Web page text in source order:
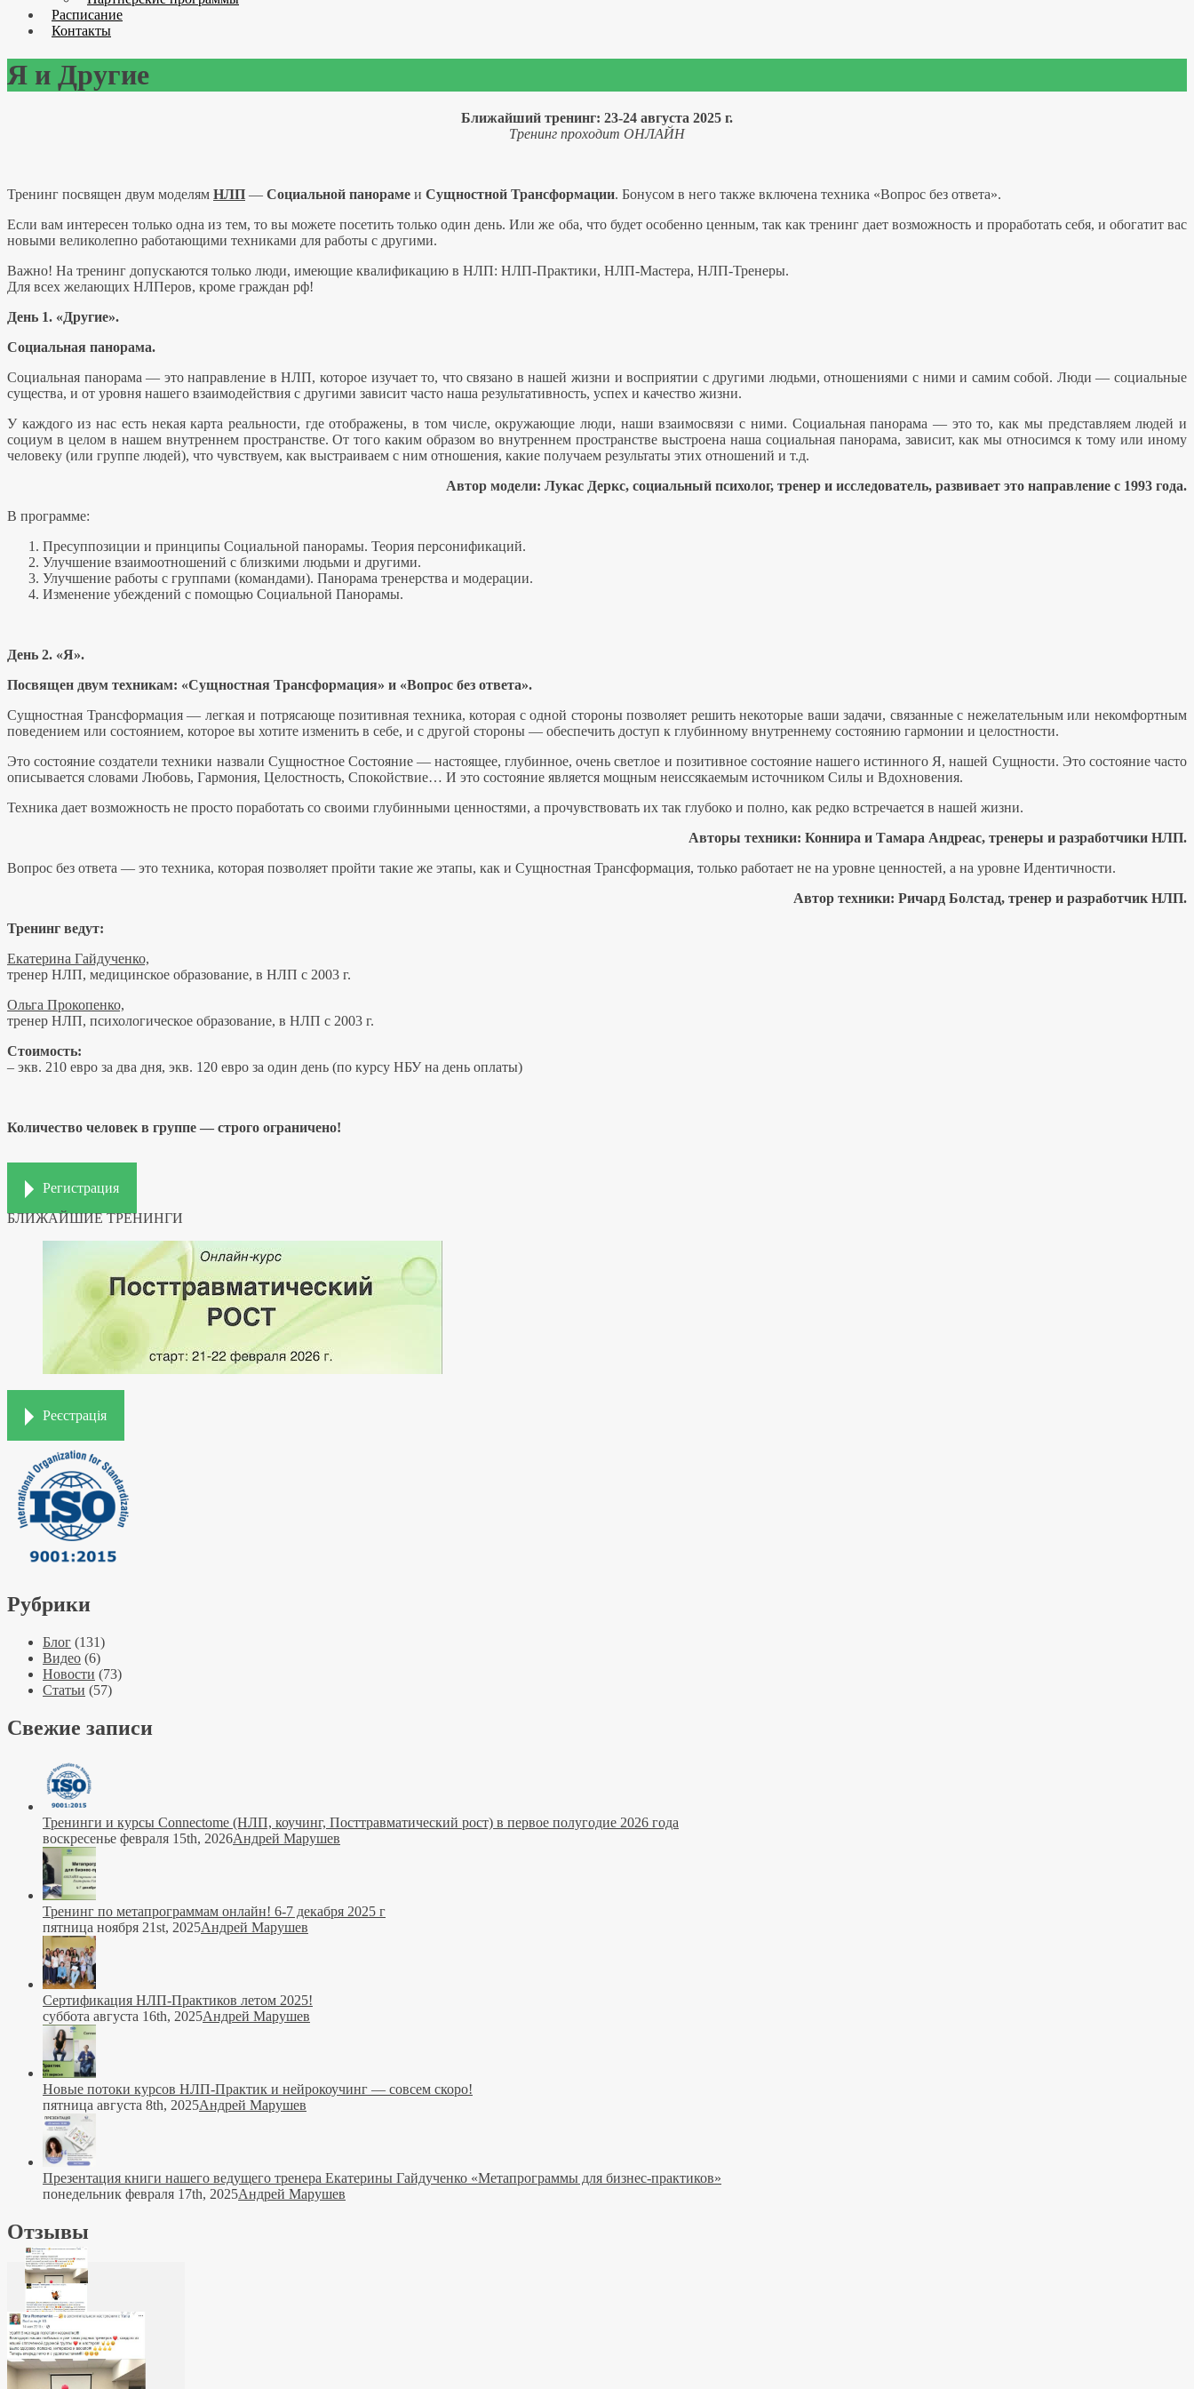
Расписание
Контакты
Я и Другие
Ближайший тренинг: 23-24 августа 2025 г.
Тренинг проходит ОНЛАЙН
Тренинг посвящен двум моделям НЛП — Социальной панораме и Сущностной Трансформации. Бонусом в него также включена техника «Вопрос без ответа».
Если вам интересен только одна из тем, то вы можете посетить только один день. Или же оба, что будет особенно ценным, так как тренинг дает возможность и проработать себя, и обогатит вас
новыми великолепно работающими техниками для работы с другими.
Важно! На тренинг допускаются только люди, имеющие квалификацию в НЛП: НЛП-Практики, НЛП-Мастера, НЛП-Тренеры.
Для всех желающих НЛПеров, кроме граждан рф!
День 1. «Другие».
Социальная панорама.
Социальная панорама — это направление в НЛП, которое изучает то, что связано в нашей жизни и восприятии с другими людьми, отношениями с ними и самим собой. Люди — социальные
существа, и от уровня нашего взаимодействия с другими зависит часто наша результативность, успех и качество жизни.
У каждого из нас есть некая карта реальности, где отображены, в том числе, окружающие люди, наши взаимосвязи с ними. Социальная панорама — это то, как мы представляем людей и
социум в целом в нашем внутреннем пространстве. От того каким образом во внутреннем пространстве выстроена наша социальная панорама, зависит, как мы относимся к тому или иному
человеку (или группе людей), что чувствуем, как выстраиваем с ним отношения, какие получаем результаты этих отношений и т.д.
Автор модели: Лукас Деркс, социальный психолог, тренер и исследователь, развивает это направление с 1993 года.
В программе:
Пресуппозиции и принципы Социальной панорамы. Теория персонификаций.
Улучшение взаимоотношений с близкими людьми и другими.
Улучшение работы с группами (командами). Панорама тренерства и модерации.
Изменение убеждений с помощью Социальной Панорамы.
День 2. «Я».
Посвящен двум техникам: «Сущностная Трансформация» и «Вопрос без ответа».
Сущностная Трансформация — легкая и потрясающе позитивная техника, которая с одной стороны позволяет решить некоторые ваши задачи, связанные с нежелательным или некомфортным
поведением или состоянием, которое вы хотите изменить в себе, и с другой стороны — обеспечить доступ к глубинному внутреннему состоянию гармонии и целостности.
Это состояние создатели техники назвали Сущностное Состояние — настоящее, глубинное, очень светлое и позитивное состояние нашего истинного Я, нашей Сущности. Это состояние часто
описывается словами Любовь, Гармония, Целостность, Спокойствие… И это состояние является мощным неиссякаемым источником Силы и Вдохновения.
Техника дает возможность не просто поработать со своими глубинными ценностями, а прочувствовать их так глубоко и полно, как редко встречается в нашей жизни.
Авторы техники: Коннира и Тамара Андреас, тренеры и разработчики НЛП.
Вопрос без ответа — это техника, которая позволяет пройти такие же этапы, как и Сущностная Трансформация, только работает не на уровне ценностей, а на уровне Идентичности.
Автор техники: Ричард Болстад, тренер и разработчик НЛП.
Тренинг ведут:
Екатерина Гайдученко,
тренер НЛП, медицинское образование, в НЛП с 2003 г.
Ольга Прокопенко,
тренер НЛП, психологическое образование, в НЛП с 2003 г.
Стоимость:
– экв. 210 евро за два дня, экв. 120 евро за один день (по курсу НБУ на день оплаты)
Количество человек в группе — строго ограничено!
Регистрация
БЛИЖАЙШИЕ ТРЕНИНГИ
Реєстрація
Рубрики
Блог (131)
Видео (6)
Новости (73)
Статьи (57)
Свежие записи
Тренинги и курсы Connectome (НЛП, коучинг, Посттравматический рост) в первое полугодие 2026 года
воскресенье февраля 15th, 2026Андрей Марушев
Тренинг по метапрограммам онлайн! 6-7 декабря 2025 г
пятница ноября 21st, 2025Андрей Марушев
Сертификация НЛП-Практиков летом 2025!
суббота августа 16th, 2025Андрей Марушев
Новые потоки курсов НЛП-Практик и нейрокоучинг — совсем скоро!
пятница августа 8th, 2025Андрей Марушев
Презентация книги нашего ведущего тренера Екатерины Гайдученко «Метапрограммы для бизнес-практиков»
понедельник февраля 17th, 2025Андрей Марушев
Отзывы